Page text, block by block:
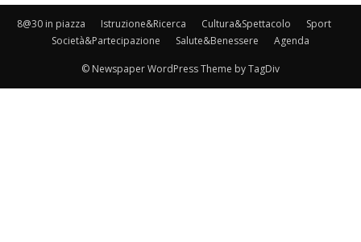
8@30 in piazza Istruzione&Ricerca Cultura&Spettacolo
Sport
Società&Partecipazione
Salute&Benessere Agenda
© Newspaper WordPress Theme by TagDiv